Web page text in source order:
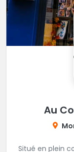
Au
Situé en plein